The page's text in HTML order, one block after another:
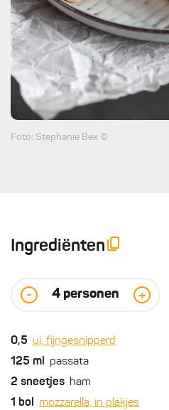
Foto: Stephanie Bex ©
Ingrediënten
- 4 personen +
0,5 ui, fijngesnipperd
125 ml passata
2 sneetjes ham
1 bol mozzarella, in plakjes